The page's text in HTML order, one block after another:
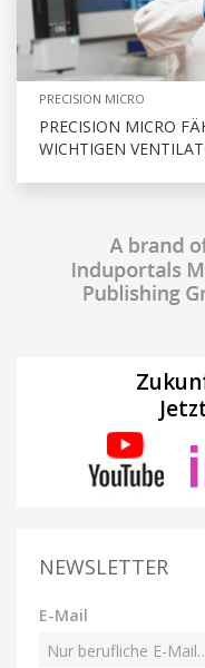
PRECISION MICRO
PRECISION MICRO
WICHTIGEN
NEWSLETTER
E-Mail